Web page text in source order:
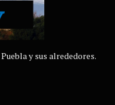
y sus alrededores.